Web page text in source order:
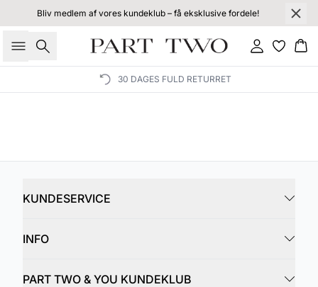
Bliv medlem af vores kundeklub – få eksklusive fordele!
Søg Log ind
30 DAGES FULD RETURRET
KUNDESERVICE
INFO
PART TWO & YOU KUNDEKLUB